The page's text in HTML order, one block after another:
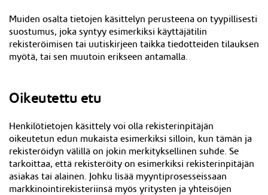
Muiden osalta tietojen käsittelyn perusteena on tyypillisesti
suostumus, joka syntyy esimerkiksi käyttäjätilin
rekisteröimisen tai uutiskirjeen taikka tiedotteiden tilauksen
myötä, tai sen muutoin erikseen antamalla.
Oikeutettu etu
Henkilötietojen käsittely voi olla rekisterinpitäjän
oikeutetun edun mukaista esimerkiksi silloin, kun tämän ja
rekisteröidyn välillä on jokin merkityksellinen suhde. Se
tarkoittaa, että rekisteröity on esimerkiksi rekisterinpitäjän
asiakas tai alainen. Johku lisää myyntiprosesseissaan
markkinointirekisteriinsä myös yritysten ja yhteisöjen